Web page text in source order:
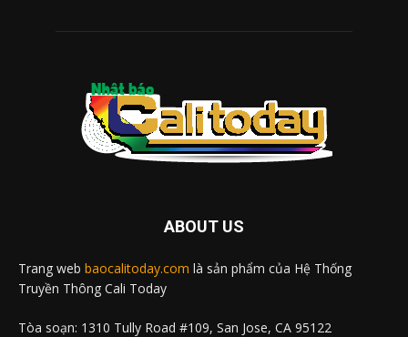
ABOUT US
Trang web baocalitoday.com là sản phẩm của Hệ Thống
Truyền Thông Cali Today
Tòa soạn: 1310 Tully Road #109, San Jose, CA 95122